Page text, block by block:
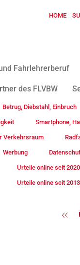
HOME
Fahrlehrerberuf
des FLVBW
Betrug, Diebstahl, Einbruch
Smartphone,
Verkehrsraum
Werbung
Urteile online seit 2020
Urteile online seit 2013